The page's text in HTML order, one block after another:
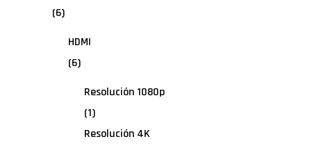
(6)
HDMI
(6)
Resolución 1080p
(1)
Resolución 4K